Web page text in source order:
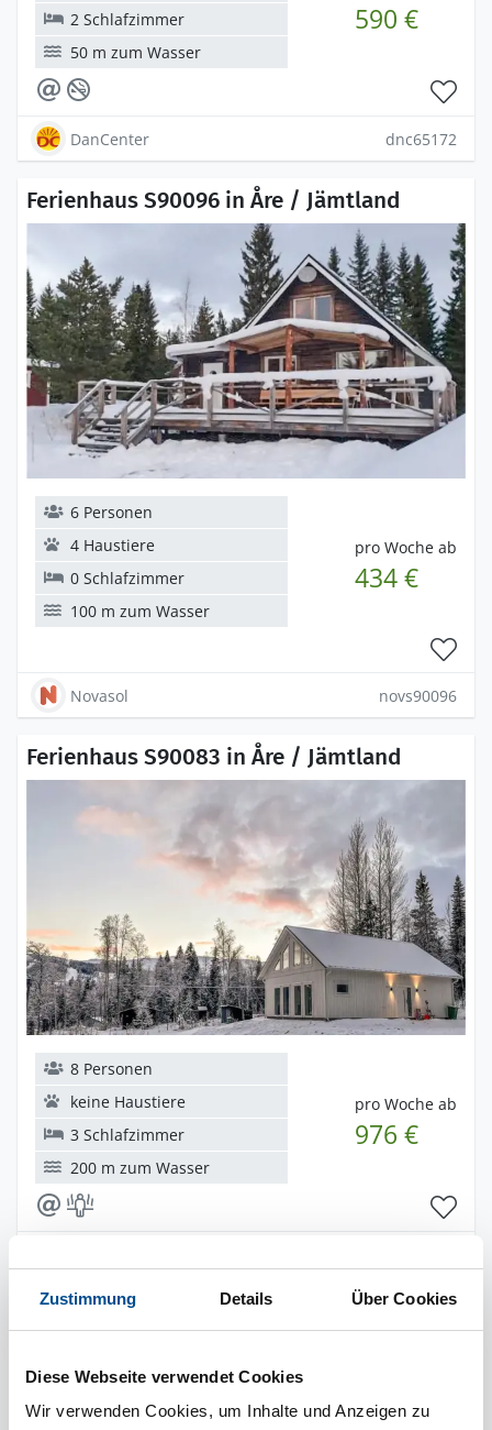
Zustimmung Details Über Cookies
Diese Webseite verwendet Cookies
Wir verwenden Cookies, um Inhalte und Anzeigen zu
590 €
2 Schlafzimmer
50 m zum Wasser
DanCenter dnc65172
Ferienhaus S90096 in Åre / Jämtland
pro Woche ab
434 €
6 Personen
4 Haustiere
0 Schlafzimmer
100 m zum Wasser
Novasol novs90096
Ferienhaus S90083 in Åre / Jämtland
pro Woche ab
976 €
8 Personen
keine Haustiere
3 Schlafzimmer
200 m zum Wasser
Ferienhaus S90117 in Åre / Jämtland